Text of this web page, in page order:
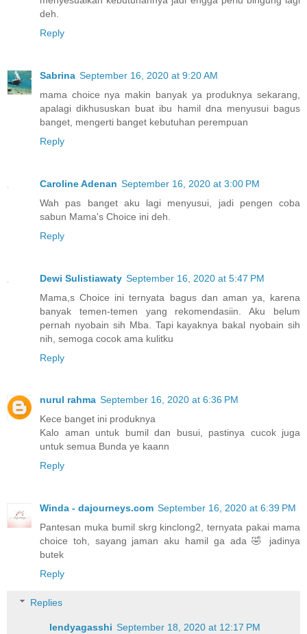
deh.
Reply
Sabrina September 16, 2020 at 9:20 AM
mama choice nya makin banyak ya produknya sekarang,
apalagi dikhususkan buat ibu hamil dna menyusui bagus
banget, mengerti banget kebutuhan perempuan
Reply
Caroline Adenan September 16, 2020 at 3:00 PM
Wah pas banget aku lagi menyusui, jadi pengen coba
sabun Mama's Choice ini deh.
Reply
Dewi Sulistiawaty September 16, 2020 at 5:47 PM
Mama,s Choice ini ternyata bagus dan aman ya, karena
banyak temen-temen yang rekomendasiin. Aku belum
pernah nyobain sih Mba. Tapi kayaknya bakal nyobain sih
nih, semoga cocok ama kulitku
Reply
nurul rahma September 16, 2020 at 6:36 PM
Kece banget ini produknya
Kalo aman untuk bumil dan busui, pastinya cucok juga
untuk semua Bunda ye kaann
Reply
Winda - dajourneys.com September 16, 2020 at 6:39 PM
Pantesan muka bumil skrg kinclong2, ternyata pakai mama
choice toh, sayang jaman aku hamil ga ada 🤣 jadinya
butek
Reply
Replies
lendyagasshi September 18, 2020 at 12:17 PM